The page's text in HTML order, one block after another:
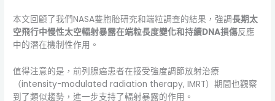
本文回顧了我們NASA雙胞胎研究和端粒調查的結果，強調長期太
空飛行中慢性太空輻射暴露在端粒長度變化和持續DNA損傷反應
中的潛在機制性作用。
值得注意的是，前列腺癌患者在接受強度調節放射治療
（intensity-modulated radiation therapy, IMRT）期間也觀察
到了類似趨勢，進一步支持了輻射暴露的作用。